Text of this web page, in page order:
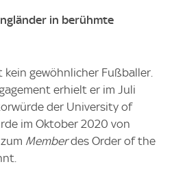
in berühmte
kein gewöhnlicher Fußballer.
erhielt er im Juli
der University of
im Oktober 2020 von
Memberdes Order of the